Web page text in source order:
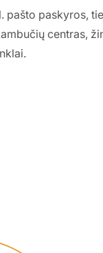
pašto paskyros,
centras,